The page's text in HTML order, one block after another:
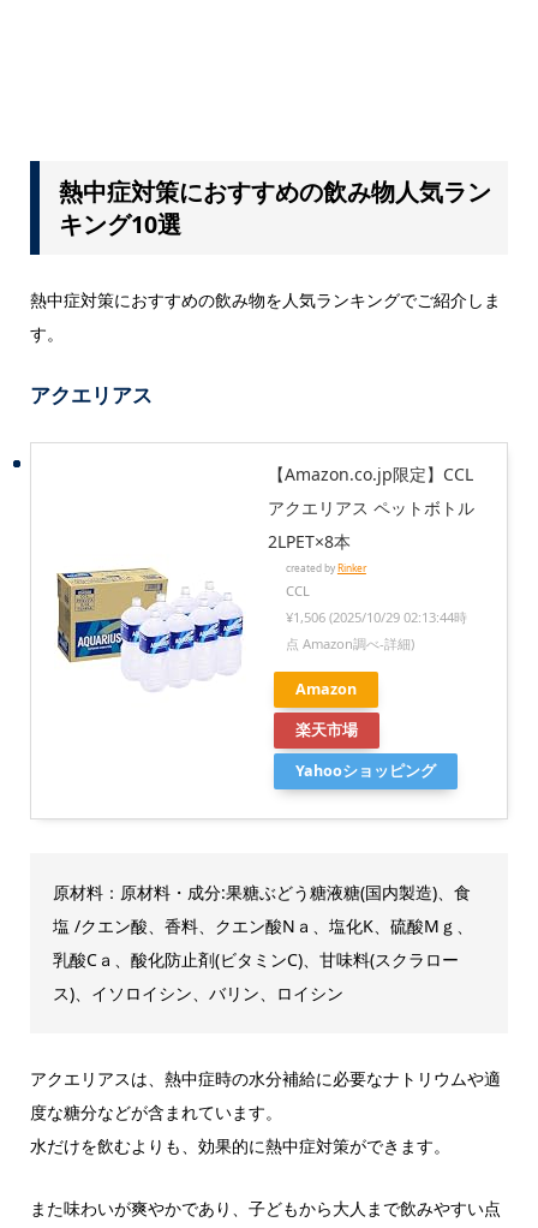
熱中症対策におすすめの飲み物人気ラン
キング10選
熱中症対策におすすめの飲み物を人気ランキングでご紹介しま
す。
アクエリアス
【Amazon.co.jp限定】CCL
アクエリアス ペットボトル
2LPET×8本
created byRinker
CCL
¥1,506 (2025/10/29 02:13:44時
点 Amazon調べ-詳細)
Amazon
楽天市場
Yahooショッピング
原材料：原材料・成分:果糖ぶどう糖液糖(国内製造)、食
塩 /クエン酸、香料、クエン酸Nａ、塩化K、硫酸Mｇ、
乳酸Cａ、酸化防止剤(ビタミンC)、甘味料(スクラロー
ス)、イソロイシン、バリン、ロイシン
アクエリアスは、熱中症時の水分補給に必要なナトリウムや適
度な糖分などが含まれています。
水だけを飲むよりも、効果的に熱中症対策ができます。
また味わいが爽やかであり、子どもから大人まで飲みやすい点